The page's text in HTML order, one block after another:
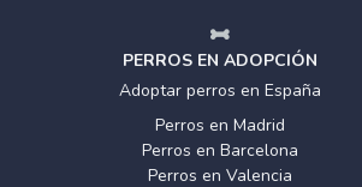
PERROS EN ADOPCIÓN
Adoptar perros en España
Perros en Madrid
Perros en Barcelona
Perros en Valencia